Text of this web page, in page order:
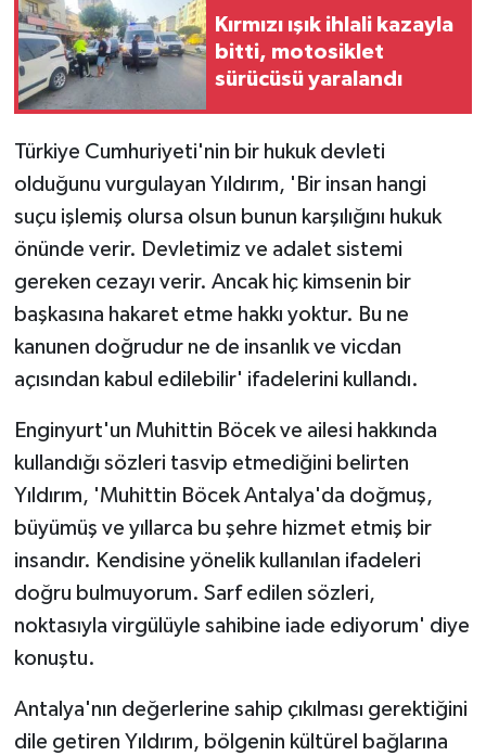
Kırmızı ışık ihlali kazayla
bitti, motosiklet
sürücüsü yaralandı
Türkiye Cumhuriyeti'nin bir hukuk devleti
olduğunu vurgulayan Yıldırım, 'Bir insan hangi
suçu işlemiş olursa olsun bunun karşılığını hukuk
önünde verir. Devletimiz ve adalet sistemi
gereken cezayı verir. Ancak hiç kimsenin bir
başkasına hakaret etme hakkı yoktur. Bu ne
kanunen doğrudur ne de insanlık ve vicdan
açısından kabul edilebilir' ifadelerini kullandı.
Enginyurt'un Muhittin Böcek ve ailesi hakkında
kullandığı sözleri tasvip etmediğini belirten
Yıldırım, 'Muhittin Böcek Antalya'da doğmuş,
büyümüş ve yıllarca bu şehre hizmet etmiş bir
insandır. Kendisine yönelik kullanılan ifadeleri
doğru bulmuyorum. Sarf edilen sözleri,
noktasıyla virgülüyle sahibine iade ediyorum' diye
konuştu.
Antalya'nın değerlerine sahip çıkılması gerektiğini
dile getiren Yıldırım, bölgenin kültürel bağlarına
POLİTİKA
Sağlık
SPOR HABERLERİ
TEKNOLOJİ
Turizm
ÜLKE GÜNDEMİ
YEREL
Yerel Haberler